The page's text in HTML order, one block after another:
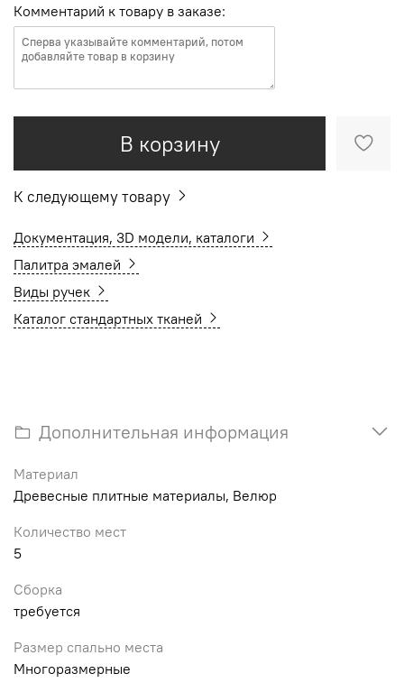
Комментарий к товару в заказе:
В корзину
К следующему товару
Документация, 3D модели, каталоги
Палитра эмалей
Виды ручек
Каталог стандартных тканей
Дополнительная информация
Материал
Древесные плитные материалы, Велюр
Количество мест
5
Сборка
требуется
Размер спально места
Многоразмерные